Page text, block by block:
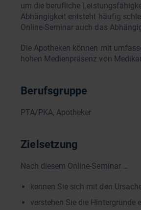
um die berufliche
Abhängigkeit entsteht häufig
Online-Seminar auch das
Die Apotheken können mit
hohen Medienpräsenz von
Berufsgruppe
PTA/PKA, Apotheker
Zielsetzung
Nach diesem Online-Seminar …
kennen Sie sich mit den
verstehen Sie die Hintergründe